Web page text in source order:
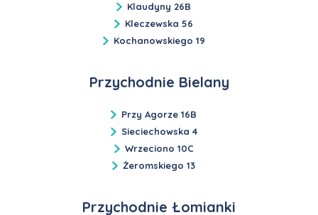
Klaudyny 26B
Kleczewska 56
Kochanowskiego 19
Przychodnie Bielany
Przy Agorze 16B
Sieciechowska 4
Wrzeciono 10C
Żeromskiego 13
Przychodnie Łomianki